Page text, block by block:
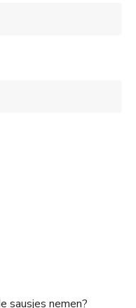
sausjes nemen?